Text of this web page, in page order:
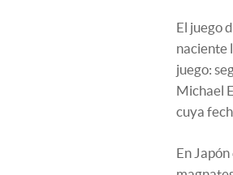
El juego
naciente
juego:
Michael
cuya
En